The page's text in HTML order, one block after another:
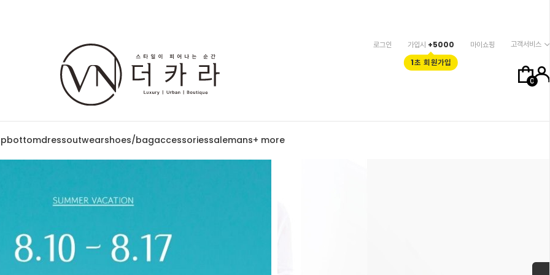
0
로그인 가입시 +5000
1초 회원가입
마이쇼핑 고객서비스
bottomdressoutwearshoes/bagaccessoriessalemans+ more